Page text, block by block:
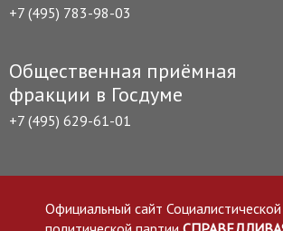
+7 (495) 783-98-03
Общественная приёмная
фракции в Госдуме
+7 (495) 629-61-01
Официальный сайт Социалистической